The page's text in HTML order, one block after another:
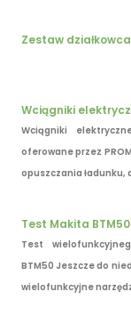
Zestaw działkowca
Wciągniki
Wciągniki
oferowane przez
opuszczania ładunku,
Test Makita BTM50
Test
BTM50 Jeszcze do
wielofunkcyjne